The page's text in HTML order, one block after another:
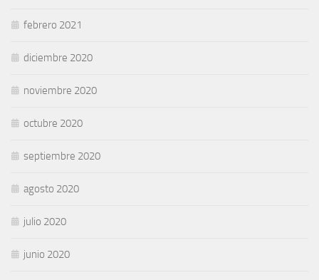
febrero 2021
diciembre 2020
noviembre 2020
octubre 2020
septiembre 2020
agosto 2020
julio 2020
junio 2020